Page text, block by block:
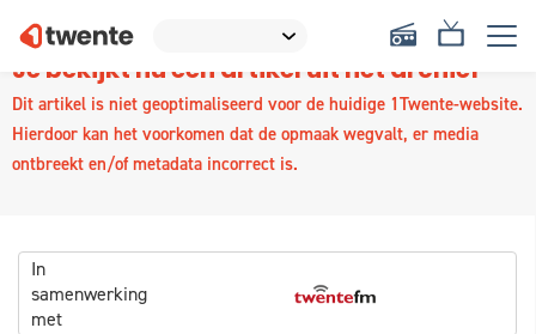
Je bekijkt nu een artikel uit het archief
Dit artikel is niet geoptimaliseerd voor de huidige 1Twente-website.
Hierdoor kan het voorkomen dat de opmaak wegvalt, er media
ontbreekt en/of metadata incorrect is.
In
samenwerking
met